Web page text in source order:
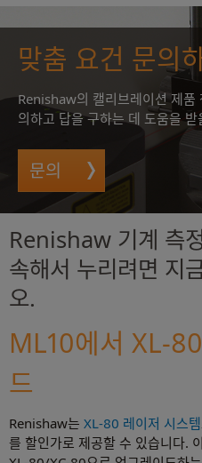
맞춤 요건 문의
Renishaw의 캘리브레이션 제품
의하고 답을 구하는 데 도움을
문의
Renishaw 기계 측
속해서 누리려면 지
오.
ML10에서 XL-
드
Renishaw는 XL-80 레이저 시스템
를 할인가로 제공할 수 있습니다.